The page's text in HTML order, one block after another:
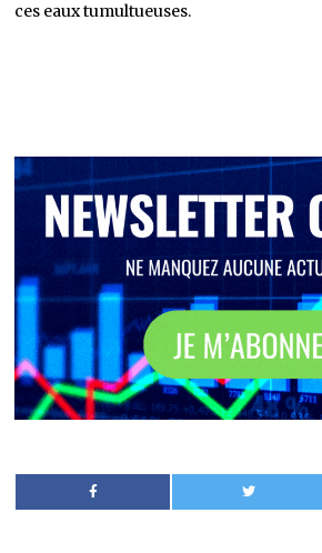
ces eaux tumultueuses.